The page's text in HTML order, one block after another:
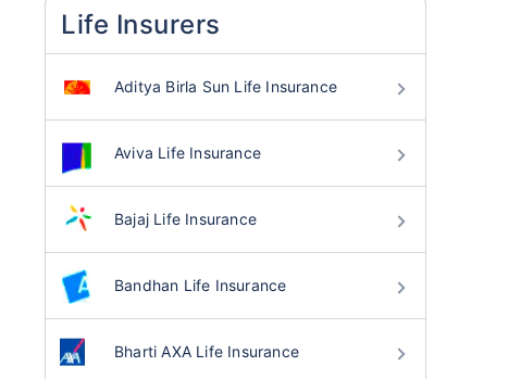
Life Insurers
Aditya Birla Sun Life Insurance
Aviva Life Insurance
Bajaj Life Insurance
Bandhan Life Insurance
Bharti AXA Life Insurance